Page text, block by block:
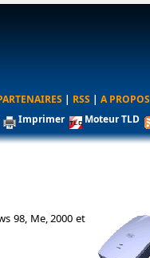
| RSS | A PROPOS
Imprimer Moteur TLD
98, Me, 2000 et